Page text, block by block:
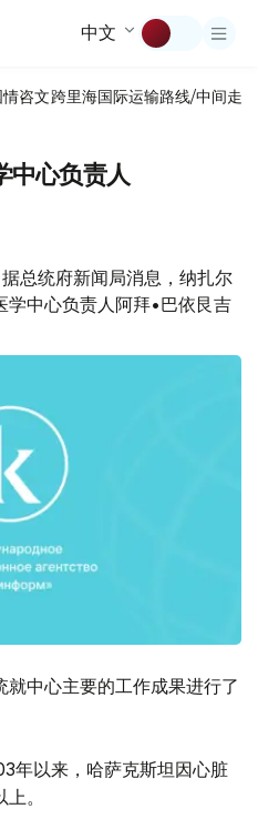
中文
情咨文跨里海国际运输路线/中间走廊
中心负责人
总统府新闻局消息，纳扎尔
学中心负责人阿拜•巴依艮吉
中心主要的工作成果进行了
年以来，哈萨克斯坦因心脏
。